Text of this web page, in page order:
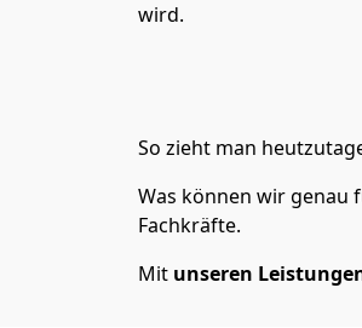
wird.
So zieht man
Was können wir genau
Fachkräfte.
Mit unseren